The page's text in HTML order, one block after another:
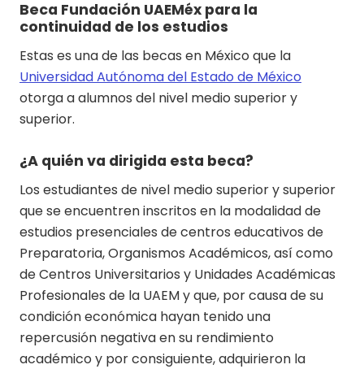
Beca Fundación UAEMéx para la
continuidad de los estudios
Estas es una de las becas en México que la
Universidad Autónoma del Estado de México
otorga a alumnos del nivel medio superior y
superior.
¿A quién va dirigida esta beca?
Los estudiantes de nivel medio superior y superior
que se encuentren inscritos en la modalidad de
estudios presenciales de centros educativos de
Preparatoria, Organismos Académicos, así como
de Centros Universitarios y Unidades Académicas
Profesionales de la UAEM y que, por causa de su
condición económica hayan tenido una
repercusión negativa en su rendimiento
académico y por consiguiente, adquirieron la